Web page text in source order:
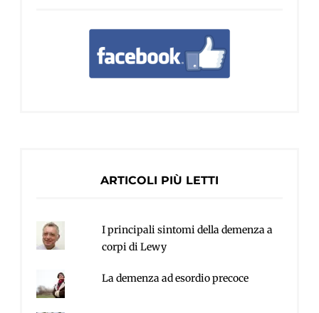
ARTICOLI PIÙ LETTI
I principali sintomi della demenza a
corpi di Lewy
La demenza ad esordio precoce